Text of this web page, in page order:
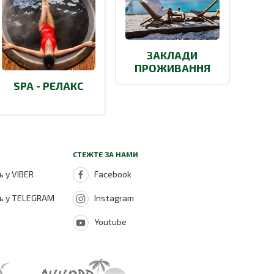
SPA - РЕЛАКС
ЗАКЛАДИ
ПРОЖИВАННЯ
у VIBER
у TELEGRAM
СТЕЖТЕ ЗА НАМИ
Facebook
Instagram
Youtube